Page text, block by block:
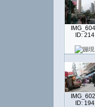
ID: 214
ID: 194